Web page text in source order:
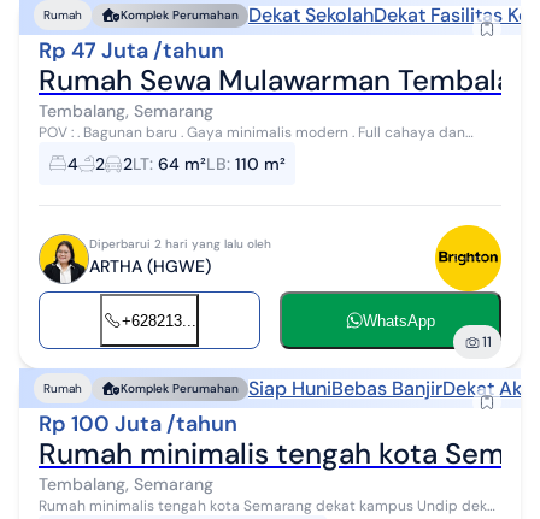
Rumah Komplek Perumahan Dekat SekolahDekat Fasilitas
Rp 47 Juta /tahun
Rumah Sewa Mulawarman
Tembalang, Semarang
POV : . Bagunan baru . Gaya minimalis modern . Full cahaya dan
ventilasi setiap orang . Carport muat dua mobil . Jalan depan rumah
lebar 10 meter ....
4 2 2LT: 64 m²LB: 110 m²
Diperbarui 2 hari yang lalu oleh
ARTHA (HGWE)
+628213... WhatsApp
11
Rumah Komplek Perumahan Siap HuniBebas BanjirDekat
Rp 100 Juta /tahun
Rumah minimalis tengah kota
Tembalang, Semarang
Rumah minimalis tengah kota Semarang dekat kampus Undip dekat